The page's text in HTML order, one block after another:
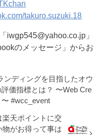
takuro.suzuki.18
iwgp545@yahoo.co.jp」
のメッセージ」からお
ンディングを目指したオウ
価指標とは？ 〜Web Cre
#wcc_event
天ポイントに交
がお得って事は